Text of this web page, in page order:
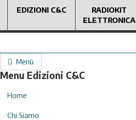
EDIZIONI C&C
RADIOKIT
ELETTRONICA
Menù
Menu Edizioni C&C
Home
Chi Siamo